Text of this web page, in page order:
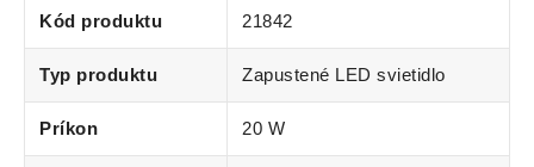
Kód produktu 21842
Typ produktu Zapustené LED svietidlo
Príkon 20 W